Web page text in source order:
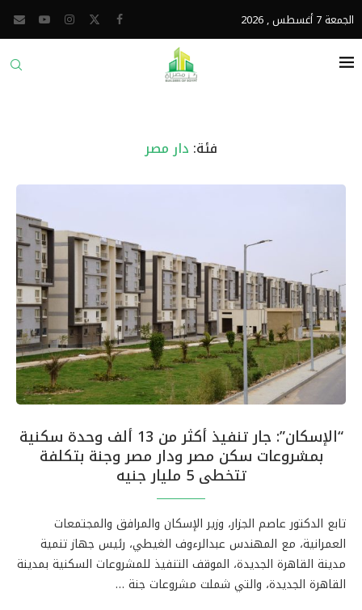
الجمعة 7 أغسطس , 2026
فئة: دار مصر
“الإسكان”: جار تنفيذ أكثر من 13 ألف وحدة سكنية
بمشروعات سكن مصر ودار مصر وجنة بتكلفة
تتخطى 5 مليار جنيه
تابع الدكتور عاصم الجزار، وزير الإسكان والمرافق والمجتمعات
العمرانية، مع المهندس عبدالرءوف الغيطي، رئيس جهاز تنمية
مدينة القاهرة الجديدة، الموقف التنفيذ للمشروعات السكنية بمدينة
القاهرة الجديدة، والتي شملت مشروعات جنة …